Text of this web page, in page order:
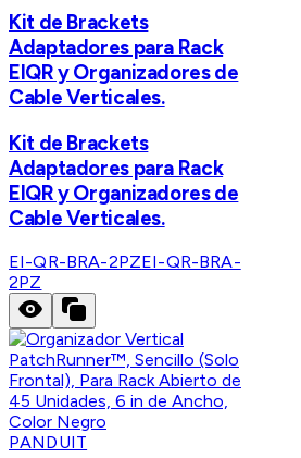
Kit de Brackets
Adaptadores para Rack
EIQR y Organizadores de
Cable Verticales.
Kit de Brackets
Adaptadores para Rack
EIQR y Organizadores de
Cable Verticales.
EI-QR-BRA-2PZEI-QR-BRA-
2PZ
PANDUIT